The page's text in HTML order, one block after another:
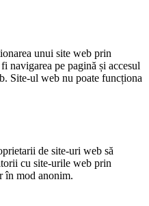
unui site web prin
navigarea pe pagină și accesul
Site-ul web nu poate funcționa
de site-uri web să
cu site-urile web prin
în mod anonim.